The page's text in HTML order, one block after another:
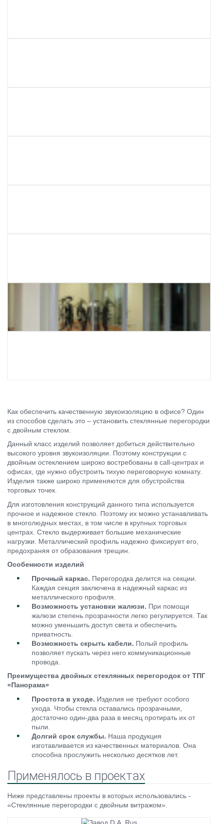
Как обеспечить качественную звукоизоляцию в офисе? Один
из способов сделать это – установить стеклянные перегородки
с двойным стеклом.
Данный класс изделий позволяет добиться действительно
высокого уровня звукоизоляции. Поэтому конструкции с
двойным остеклением широко востребованы в call-центрах и
офисах, где нужно обустроить тихую переговорную комнату.
Изделия также широко применяются для обустройства
торговых точек.
Для изготовления конструкций данного типа используется
прочное и надежное стекло. Поэтому их можно устанавливать
в многолюдных местах, в том числе в крупных торговых
центрах. Стекло выдерживает большие механические
нагрузки. Металлический профиль надежно фиксирует его,
предохраняя от образования трещин.
Особенности изделий
Прочный каркас. Перегородка делится на секции.
Каждая секция заключена в надежный каркас из
металлического профиля.
Возможность установки жалюзи. При помощи
жалюзи степень прозрачности легко регулируется. Так
можно уменьшить доступ света и обеспечить
приватность.
Возможность скрыть кабели. Полый профиль
позволяет пускать через него коммуникационные
провода.
Преимущества двойных стеклянных перегородок от ТПГ
«Панорама»
Простота в уходе. Изделия не требуют особого
ухода. Чтобы стекла оставались прозрачными,
достаточно один-два раза в месяц протирать их от
пыли.
Долгий срок службы. Наша продукция
изготавливается из качественных материалов. Она
способна прослужить несколько десятков лет.
Применялось в проектах
Ниже представлены проекты в которых использовались -
«Стеклянные перегородки с двойным витражом».